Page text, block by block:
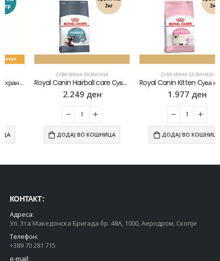
СУВА ХРАНА ЗА МАЧКИ
Royal Canin Hairball care Сува храна за Возрасни мачки [Вреќичка 2кг]
ден
ДОДАЈ ВО КОШНИЦА
СУВА ХРАНА ЗА МАЧКИ
Royal Canin Kitten Сува храна за Маченца во развој [Вреќичка 2кг]
ден
ДОДАЈ ВО КОШНИЦА
КОНТАКТ :
Адреса:
Ул. 3та Македонска Бригада бр. 48А, 1000, Аеродром, Скопје
Телефон:
+389 70 281 715
e-mail: